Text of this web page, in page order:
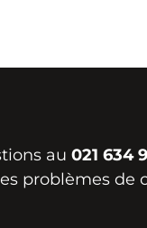
au 021 634
problèmes de